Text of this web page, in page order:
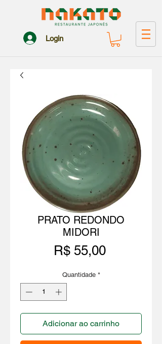
Login
PRATO REDONDO
MIDORI
R$ 55,00Preço
Quantidade *
Adicionar ao carrinho